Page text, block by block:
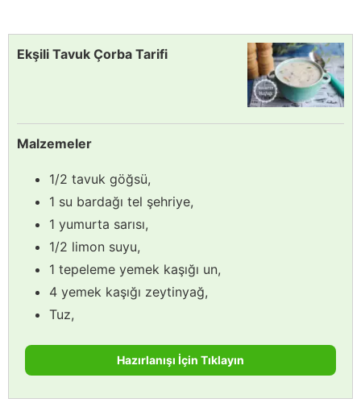
Ekşili Tavuk Çorba Tarifi
Malzemeler
1/2 tavuk göğsü,
1 su bardağı tel şehriye,
1 yumurta sarısı,
1/2 limon suyu,
1 tepeleme yemek kaşığı un,
4 yemek kaşığı zeytinyağ,
Tuz,
Hazırlanışı İçin Tıklayın